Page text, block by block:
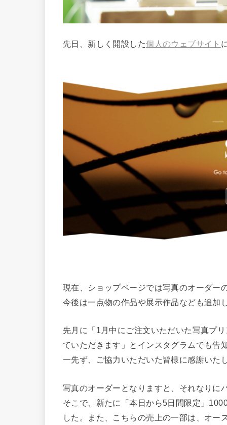
先日、新しく開設した個人のウェブサイト
現在、ショップページでは写真のオーダー
今後は一点物の作品や展示作品なども追加
先月に「1月中にご注文いただいた写真プ
ていただきます」とインスタグラムでも告
一先ず、ご協力いただいた皆様に感謝いた
写真のオーダーとなりますと、それなりに
そこで、新たに「本日から5日間限定」
した。また、こちらの売上の一部は、オー